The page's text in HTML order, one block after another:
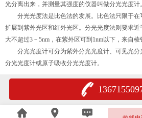
光分离出来，并测量其强度的仪器叫做分光光度计。
分光光度法是比色法的发展。比色法只限于在
扩展到紫外光区和红外光区。分光光度法则要求
大不超过3－5nm，在紫外区可到1nm以下，来自棱
分光光度计可分为紫外分光光度计、可见光分
分光光度计或原子吸收分光光度计。